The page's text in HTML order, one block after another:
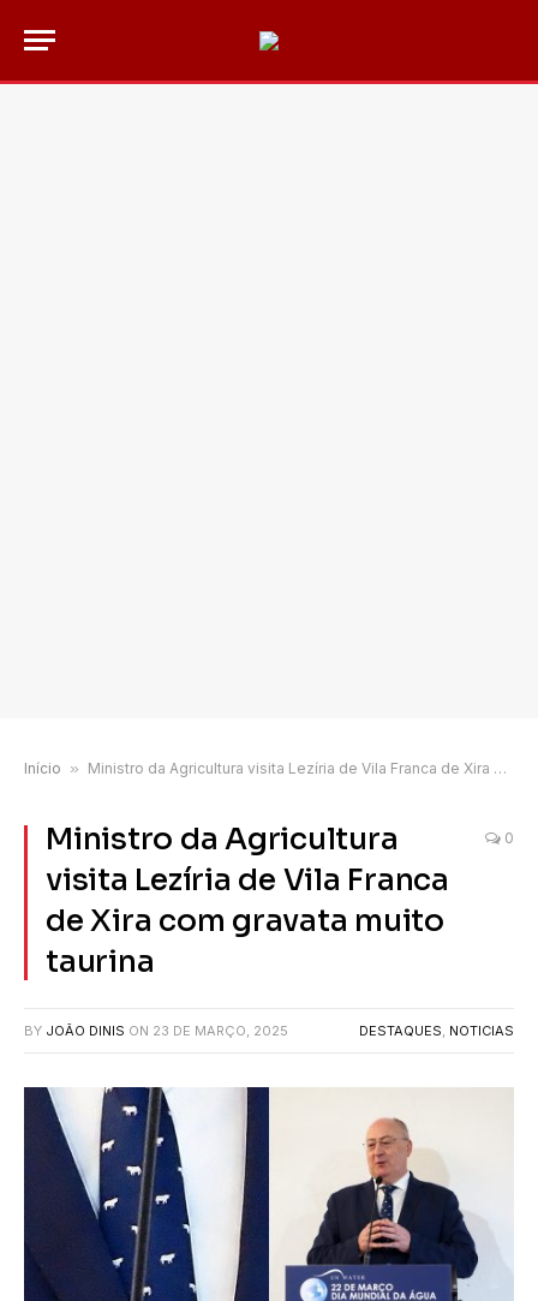
Início » Ministro da Agricultura visita Lezíria de Vila Franca de Xira com gravata muito taurina
Ministro da Agricultura
visita Lezíria de Vila Franca
de Xira com gravata muito
taurina
0
BY JOÃO DINIS ON 23 DE MARÇO, 2025 DESTAQUES, NOTICIAS